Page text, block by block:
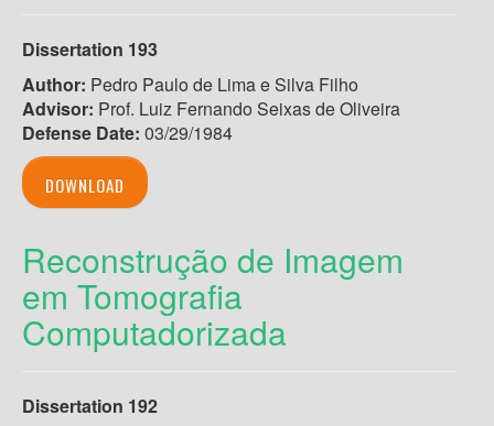
Dissertation 193
Author: Pedro Paulo de Lima e Silva Filho
Advisor: Prof. Luiz Fernando Seixas de Oliveira
Defense Date: 03/29/1984
DOWNLOAD
Reconstrução de Imagem
em Tomografia
Computadorizada
Dissertation 192